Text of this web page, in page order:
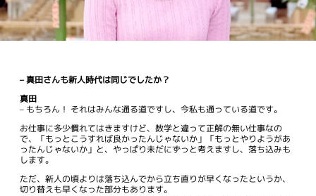
– 真田さんも新人時代は同じでしたか？
真田
– もちろん！ それはみんな通る道ですし、今私も通っている道です。
お仕事に多少慣れてはきますけど、数学と違って正解の無い仕事なの
で、「もっとこうすれば良かったんじゃないか」「もっとやりようがあ
ったんじゃないか」と、やっぱり未だにずっと考えますし、落ち込みも
します。
ただ、新人の頃よりは落ち込んでから立ち直りが早くなったというか、
切り替えも早くなった部分もあります。